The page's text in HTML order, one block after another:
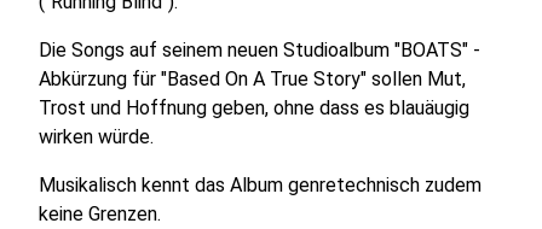
Die Songs auf seinem neuen Studioalbum "BOATS" -
Abkürzung für "Based On A True Story" sollen Mut,
Trost und Hoffnung geben, ohne dass es blauäugig
wirken würde.
Musikalisch kennt das Album genretechnisch zudem
keine Grenzen.